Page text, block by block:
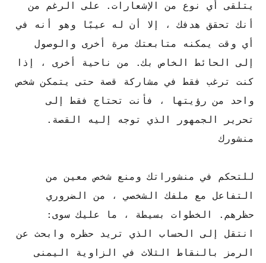
يتلقى أي نوع من الإشعارات. على الرغم من
أنك تحقق هدفك ، إلا أن له عيبًا وهو أنه في
أي وقت يمكنه متابعتك مرة أخرى والوصول
إلى الحائط الخاص بك. من ناحية أخرى ، إذا
كنت ترغب فقط في مشاركة قصة حتى يتمكن شخص
واحد من رؤيتها ، فأنت تحتاج فقط إلى
تحرير الجمهور الذي توجه إليه القصة.
منشورك
للتحكم في منشوراتك ومنع شخص معين من
التفاعل مع ملفك الشخصي ، من الضروري
حظرهم. الخطوات بسيطة ، ما عليك سوى:
انتقل إلى الحساب الذي تريد حظره وابحث عن
الرمز بالنقاط الثلاث في الزاوية اليمنى